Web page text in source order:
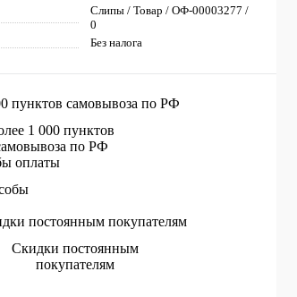
Слипы / Товар / ОФ-00003277 /
0
Без налога
1 000 пунктов
по РФ
Скидки постоянным
покупателям